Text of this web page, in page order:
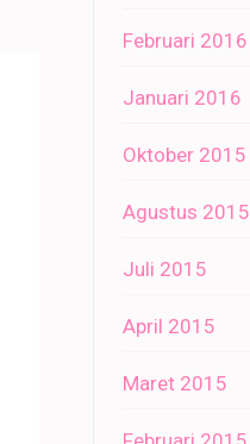
Februari 2016
Januari 2016
Oktober 2015
Agustus 2015
Juli 2015
April 2015
Maret 2015